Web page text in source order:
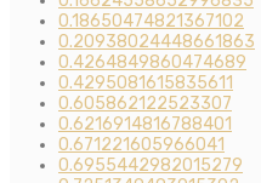
0.18650474821367102
0.20938024448661863
0.4264849860474689
0.4295081615835611
0.605862122523307
0.6216914816788401
0.671221605966041
0.6955442982015279